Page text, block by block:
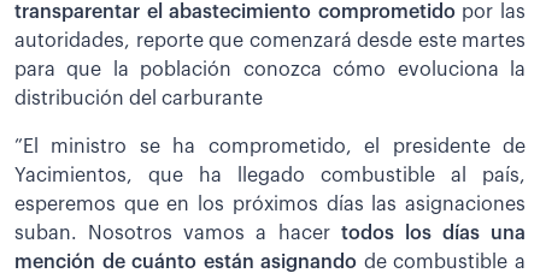
transparentar el abastecimiento comprometido por las
autoridades, reporte que comenzará desde este martes
para que la población conozca cómo evoluciona la
distribución del carburante
”El ministro se ha comprometido, el presidente de
Yacimientos, que ha llegado combustible al país,
esperemos que en los próximos días las asignaciones
suban. Nosotros vamos a hacer todos los días una
mención de cuánto están asignando de combustible a